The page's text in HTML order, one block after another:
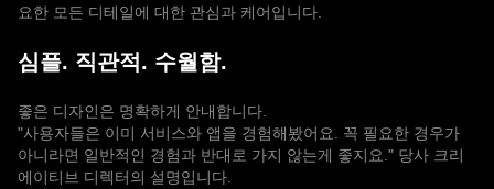
요한 모든 디테일에 대한 관심과 케어입니다.
심플. 직관적. 수월함.
좋은 디자인은 명확하게 안내합니다.
"사용자들은 이미 서비스와 앱을 경험해봤어요. 꼭 필요한 경우가
아니라면 일반적인 경험과 반대로 가지 않는게 좋지요." 당사 크리
에이티브 디렉터의 설명입니다.